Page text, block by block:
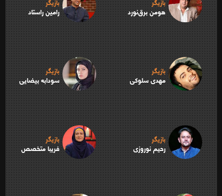
هومن برق‌نورد رامین راستاد
بازیگر
مهدی سلوکی
بازیگر
سودابه بیضایی
بازیگر
رحیم نوروزی
بازیگر
فریبا متخصص